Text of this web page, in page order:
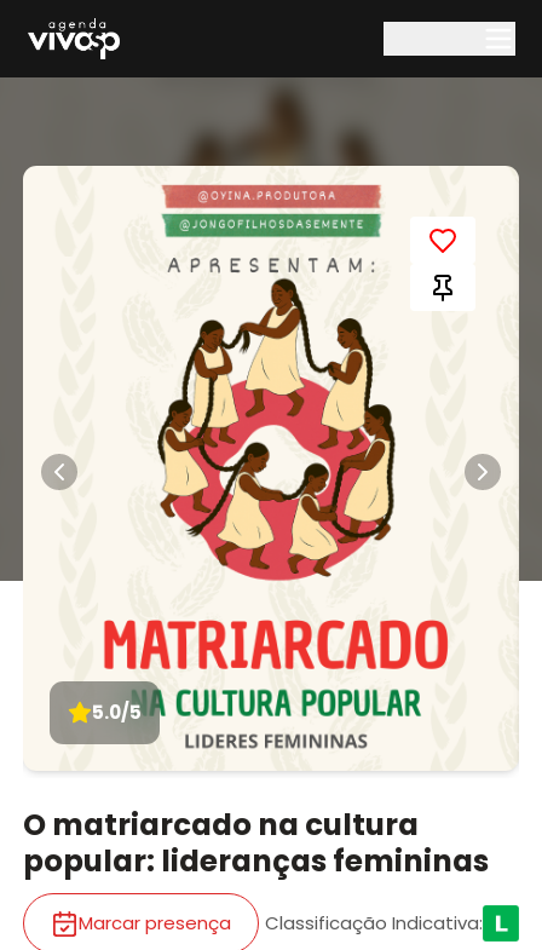
5.0/5
O matriarcado na cultura
popular: lideranças femininas
Marcar presença Classificação Indicativa: